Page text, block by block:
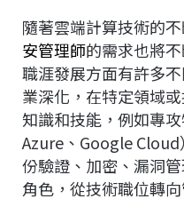
隨著雲端計算技術的
安管理師的需求也將
職涯發展方面有許多
業深化，在特定領域
知識和技能，例如專
Azure、Google
份驗證、加密、漏洞
角色，從技術職位轉